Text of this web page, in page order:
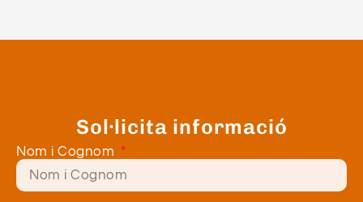
Sol·licita informació
Nom i Cognom